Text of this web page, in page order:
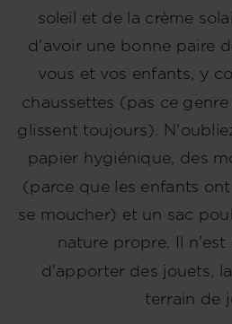
soleil et de la crème
d'avoir une bonne paire
vous et vos enfants, y
chaussettes (pas ce
glissent toujours).
papier hygiénique, des
(parce que les enfants
se moucher) et un sac
nature propre. Il n'est
d'apporter des jouets,
terrain de